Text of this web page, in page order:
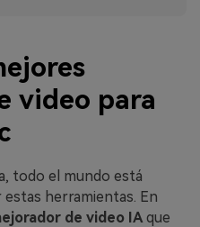
video para
todo el mundo está
herramientas. En
de video IAque